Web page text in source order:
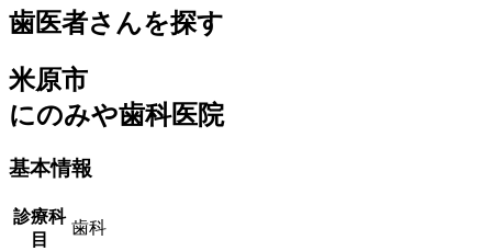
歯医者さんを探す
米原市
にのみや歯科医院
基本情報
診療科
目
歯科